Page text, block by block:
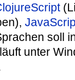
soll
unter